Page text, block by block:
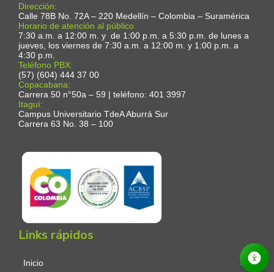
Dirección:
Calle 78B No. 72A – 220 Medellín – Colombia – Suramérica
Horario de atención al público
7:30 a.m. a 12:00 m. y de 1:00 p.m. a 5:30 p.m. de lunes a
jueves, los viernes de 7:30 a.m. a 12:00 m. y 1:00 p.m. a
4:30 p.m.
Teléfono PBX:
(57) (604) 444 37 00
Copacabana:
Carrera 50 n°50a – 59 | teléfono: 401 3997
Itaguí:
Campus Universitario TdeA Aburrá Sur
Carrera 63 No. 38 – 100
Links rápidos
Inicio